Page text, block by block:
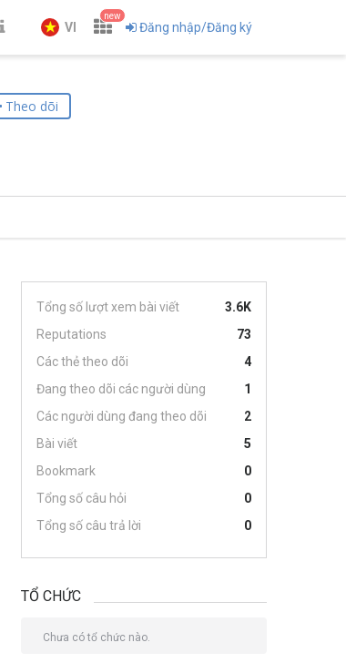
VI
new
Đăng nhập/Đăng ký
Theo dõi
Tổng số lượt xem bài viết
3.6K
Reputations
73
Các thẻ theo dõi
4
Đang theo dõi các người dùng
1
Các người dùng đang theo dõi
2
Bài viết
5
Bookmark
0
Tổng số câu hỏi
0
Tổng số câu trả lời
0
TỔ CHỨC
Chưa có tổ chức nào.